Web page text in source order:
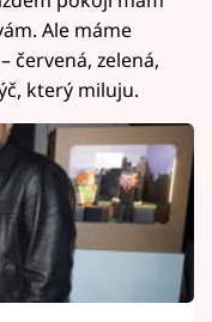
Ale máme
červená, zelená,
který miluju.